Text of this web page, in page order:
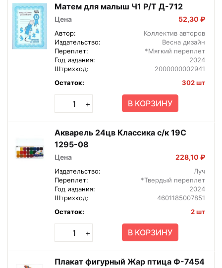
Матем для малыш Ч1 Р/Т Д-712
Цена 52,30 ₽
Автор:
Коллектив авторов
Издательство:
Весна дизайн
Переплет:
*Мягкий переплет
Год издания:
2024
Штрихкод:
2000000002941
Остаток:
302 шт
+ В КОРЗИНУ
Акварель 24цв Классика с/к 19С
1295-08
Цена 228,10 ₽
Издательство:
Луч
Переплет:
*Твердый переплет
Год издания:
2024
Штрихкод:
4601185007851
Остаток:
2 шт
+ В КОРЗИНУ
Плакат фигурный Жар птица Ф-7454